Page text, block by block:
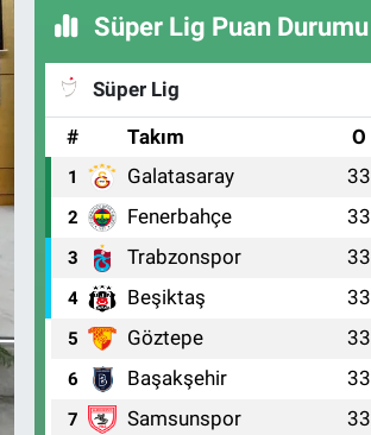
Süper Lig Puan Durumu
Süper Lig
#
Takım O
1 Galatasaray 33
2 Fenerbahçe 33
3 Trabzonspor 33
4 Beşiktaş 33
5 Göztepe 33
6 Başakşehir 33
7 Samsunspor 33